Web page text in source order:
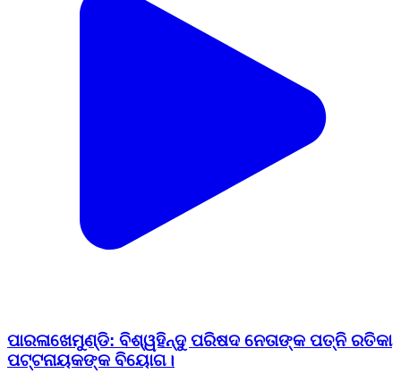
ପାରଳାଖେମୁଣ୍ଡି: ବିଶ୍ୱହିନ୍ଦୁ ପରିଷଦ ନେତାଙ୍କ ପତ୍ନି ରତିକା
ପଟ୍ଟନାୟକଙ୍କ ବିୟୋଗ।